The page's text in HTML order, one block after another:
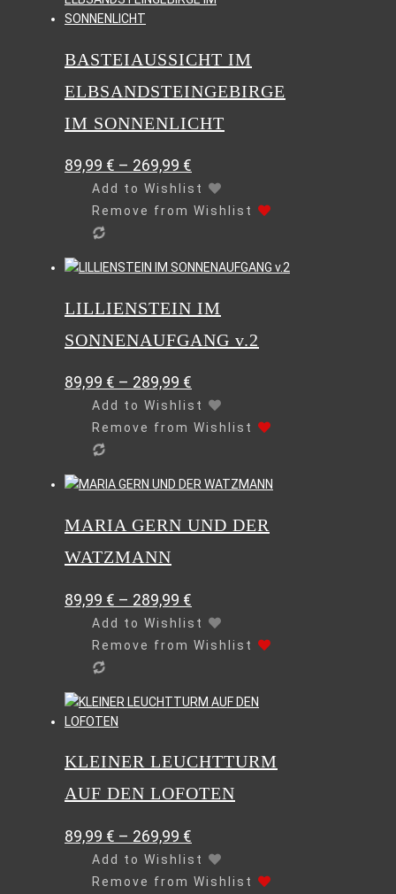
weist
Varianten
Die
Optionen
können
der
Produktseite
gewählt
werden
BASTEIAUSSICHT IM
ELBSANDSTEINGEBIRGE
IM SONNENLICHT
89,99 € – 269,99 €
Add to Wishlist
Remove from Wishlist
Dieses
weist
Varianten
Die
Optionen
können
Produktseite
werden
LILLIENSTEIN IM
SONNENAUFGANG v.2
89,99 € – 289,99 €
Add to Wishlist
Remove from Wishlist
Dieses
weist
Varianten
Die
Optionen
können
Produktseite
gewählt
MARIA GERN UND DER
WATZMANN
89,99 € – 289,99 €
Add to Wishlist
Remove from Wishlist
Dieses
Produkt
mehrere
auf.
Optionen
können
KLEINER LEUCHTTURM
AUF DEN LOFOTEN
89,99 € – 269,99 €
Add to Wishlist
Remove from Wishlist